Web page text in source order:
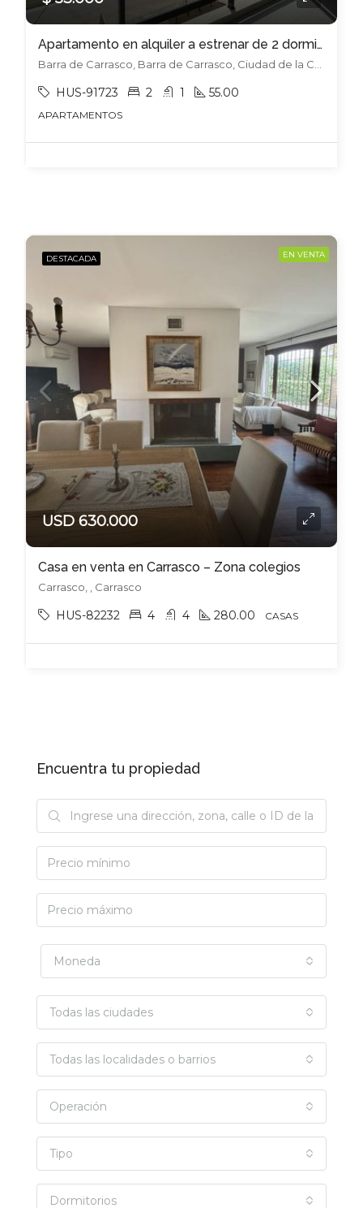
Apartamento en alquiler a estrenar de 2 dormitorios
HUS-91723 2 1 55.00
APARTAMENTOS
DESTACADA EN VENTA
USD 630.000
Casa en venta en Carrasco – Zona colegios
Carrasco, , Carrasco
HUS-82232 4 4 280.00 CASAS
Encuentra tu propiedad
Moneda
Todas las ciudades
Todas las localidades o barrios
Operación
Tipo
Dormitorios